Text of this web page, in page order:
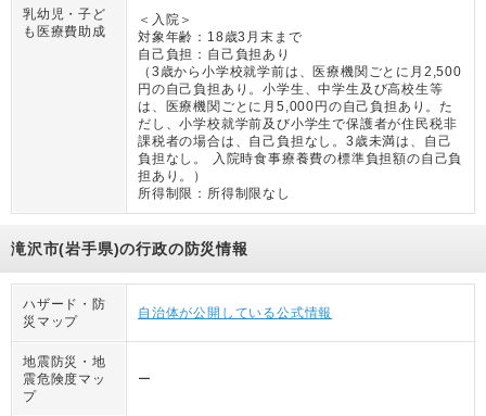
乳幼児・子ど
も医療費助成
＜入院＞
対象年齢： 18歳3月末まで
自己負担： 自己負担あり
（ 3歳から小学校就学前は、医療機関ごとに月2,500
円の自己負担あり。小学生、中学生及び高校生等
は、医療機関ごとに月5,000円の自己負担あり。た
だし、小学校就学前及び小学生で保護者が住民税非
課税者の場合は、自己負担なし。3歳未満は、自己
負担なし。 入院時食事療養費の標準負担額の自己負
担あり。
）
所得制限： 所得制限なし
滝沢市(岩手県)の行政の防災情報
ハザード・防
災マップ
自治体が公開している公式情報
地震防災・地
震危険度マッ
プ
ー